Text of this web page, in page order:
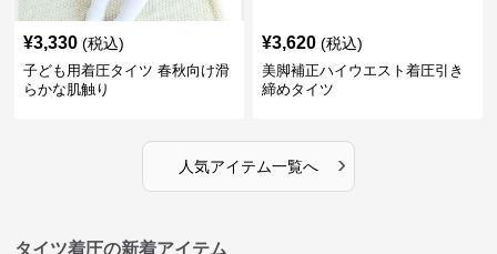
¥3,330 (税込)
子ども用着圧タイツ 春秋向け滑
らかな肌触り
¥3,620 (税込)
美脚補正ハイウエスト着圧引き
締めタイツ
人気アイテム一覧へ ›
タイツ着圧の新着アイテム